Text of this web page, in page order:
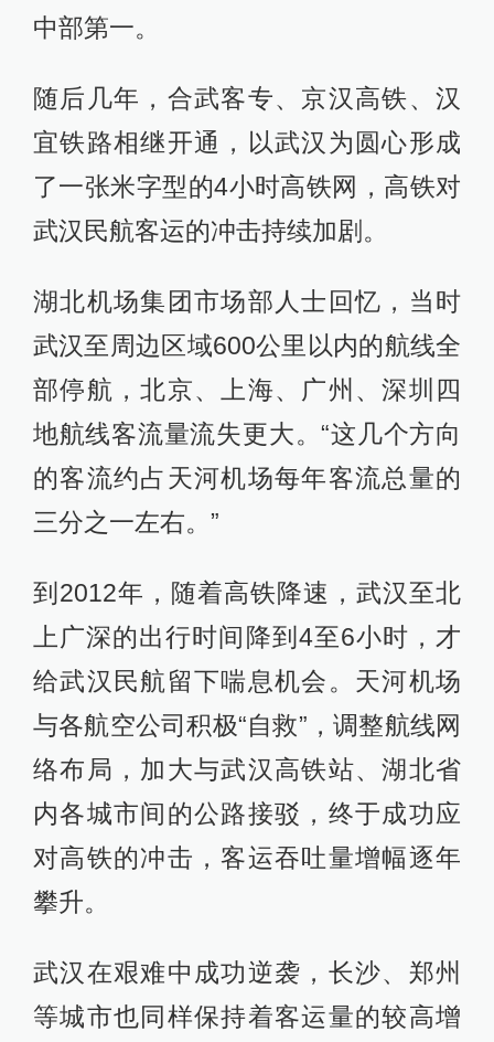
中部第一。
随后几年，合武客专、京汉高铁、汉
宜铁路相继开通，以武汉为圆心形成
了一张米字型的4小时高铁网，高铁对
武汉民航客运的冲击持续加剧。
湖北机场集团市场部人士回忆，当时
武汉至周边区域600公里以内的航线全
部停航，北京、上海、广州、深圳四
地航线客流量流失更大。“这几个方向
的客流约占天河机场每年客流总量的
三分之一左右。”
到2012年，随着高铁降速，武汉至北
上广深的出行时间降到4至6小时，才
给武汉民航留下喘息机会。天河机场
与各航空公司积极“自救”，调整航线网
络布局，加大与武汉高铁站、湖北省
内各城市间的公路接驳，终于成功应
对高铁的冲击，客运吞吐量增幅逐年
攀升。
武汉在艰难中成功逆袭，长沙、郑州
等城市也同样保持着客运量的较高增